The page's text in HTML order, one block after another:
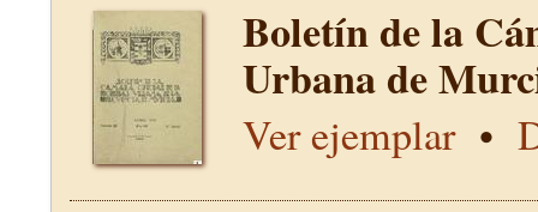
Boletín de la
Urbana de
Ver ejemplar•